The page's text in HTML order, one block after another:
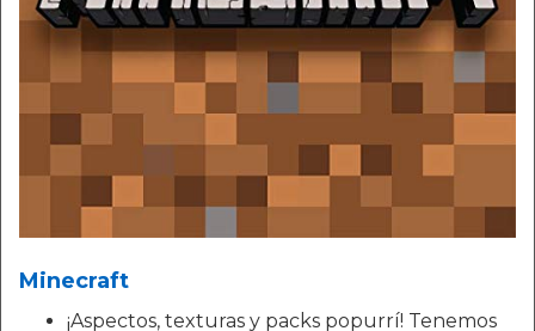
Minecraft
¡Aspectos, texturas y packs popurrí! Tenemos